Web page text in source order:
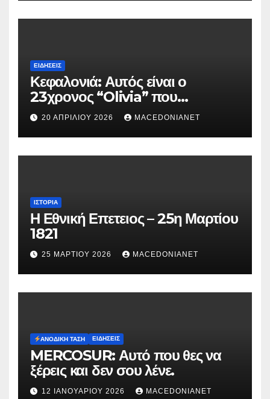
ΕΙΔΉΣΕΙΣ
Κεφαλονιά: Αυτός είναι ο
23χρονος “Olivia” που
κατηγορείται για τον θάνατο της
Μυρτούς
20 ΑΠΡΙΛΊΟΥ 2026 MACEDONIANET
ΙΣΤΟΡΊΑ
Η Εθνική Επετειος – 25η Μαρτίου
1821
25 ΜΑΡΤΊΟΥ 2026 MACEDONIANET
ΑΝΟΔΙΚΉ ΤΆΣΗ ΕΙΔΉΣΕΙΣ
MERCOSUR: Αυτό που θες να
ξέρεις και δεν σου λένε.
12 ΙΑΝΟΥΑΡΊΟΥ 2026 MACEDONIANET